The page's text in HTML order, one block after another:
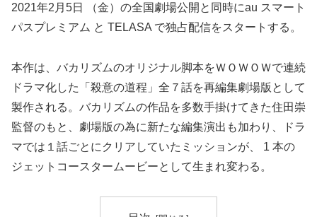
2021年2月5日 （金）の全国劇場公開と同時にau スマート
パスプレミアム と TELASA で独占配信をスタートする。
本作は、バカリズムのオリジナル脚本をＷＯＷＯＷで連続
ドラマ化した「殺意の道程」全７話を再編集劇場版として
製作される。バカリズムの作品を多数手掛けてきた住田崇
監督のもと、劇場版の為に新たな編集演出も加わり、ドラ
マでは１話ごとにクリアしていたミッションが、 1 本の
ジェットコースタームービーとして生まれ変わる。